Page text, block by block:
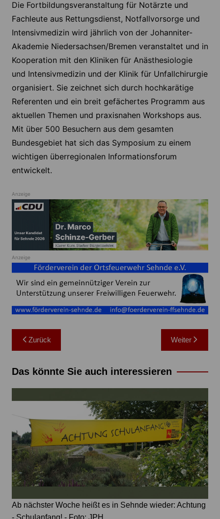
Die Fortbildungsveranstaltung für Notärzte und
Fachleute aus Rettungsdienst, Notfallvorsorge und
Intensivmedizin wird jährlich von der Johanniter-
Akademie Niedersachsen/Bremen veranstaltet und in
Kooperation mit den Kliniken für Anästhesiologie
und Intensivmedizin und der Klinik für Unfallchirurgie
organisiert. Sie zeichnet sich durch hochkarätige
Referenten und ein breit gefächertes Programm aus
aktuellen Themen und praxisnahen Workshops aus.
Mit über 500 Besuchern aus dem gesamten
Bundesgebiet hat sich das Symposium zu einem
wichtigen überregionalen Informationsforum
entwickelt.
Anzeige
Anzeige
Beitragsnavigation
Zurück Weiter
Das könnte Sie auch interessieren
Ab nächster Woche heißt es in Sehnde wieder: Achtung
- Schulanfang! - Foto: JPH